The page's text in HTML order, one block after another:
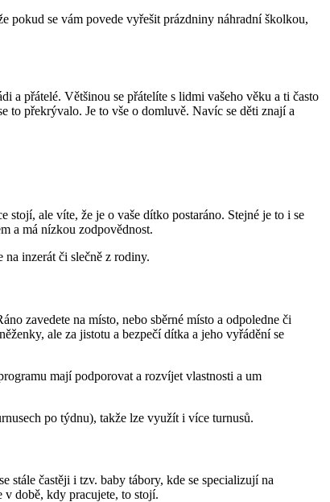
pokud se vám povede vyřešit prázdniny náhradní školkou,
a přátelé. Většinou se přátelíte s lidmi vašeho věku a ti často
překrývalo. Je to vše o domluvě. Navíc se děti znají a
ale víte, že je o vaše dítko postaráno. Stejné je to i se
a má nízkou zodpovědnost.
inzerát či slečně z rodiny.
zavedete na místo, nebo sběrné místo a odpoledne či
ale za jistotu a bezpečí dítka a jeho vyřádění se
mají podporovat a rozvíjet vlastnosti a um
po týdnu), takže lze využít i více turnusů.
stále častěji i tzv. baby tábory, kde se specializují na
v době, kdy pracujete, to stojí.